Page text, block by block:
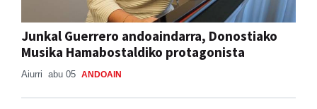
Junkal Guerrero andoaindarra, Donostiako
Musika Hamabostaldiko protagonista
Aiurri abu 05 ANDOAIN